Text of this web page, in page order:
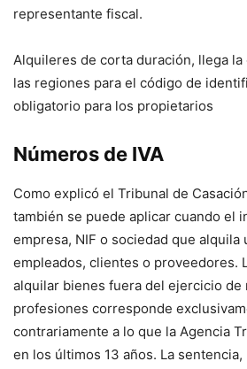
representante fiscal.
Alquileres de corta duración, llega
las regiones para el código de
obligatorio para los propietarios
Números de IVA
Como explicó el Tribunal de
también se puede aplicar cuando el
empresa, NIF o sociedad que alquila
empleados, clientes o proveedores.
alquilar bienes fuera del ejercicio de
profesiones corresponde
contrariamente a lo que la Agencia
en los últimos 13 años. La